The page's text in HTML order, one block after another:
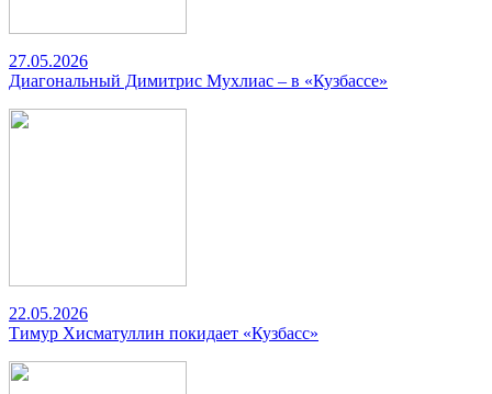
27.05.2026
Диагональный Димитрис Мухлиас – в «Кузбассе»
22.05.2026
Тимур Хисматуллин покидает «Кузбасс»